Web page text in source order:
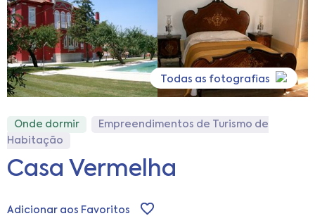
Todas as fotografias
Onde dormir
Empreendimentos de Turismo de
Habitação
Casa Vermelha
Adicionar aos Favoritos